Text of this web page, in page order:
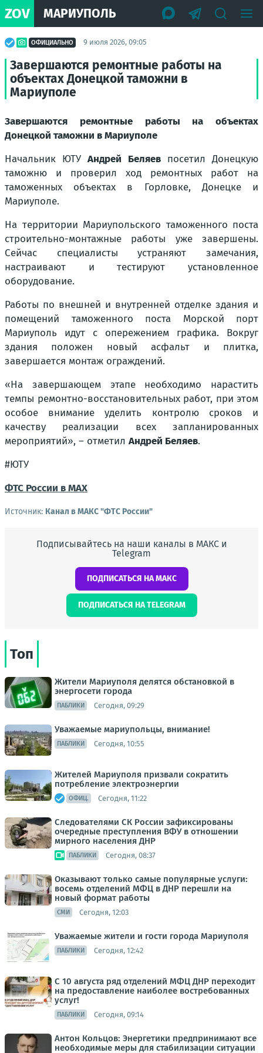
ZOV МАРИУПОЛЬ
ОФИЦИАЛЬНО 9 июля 2026, 09:05
Завершаются ремонтные работы на
объектах Донецкой таможни в
Мариуполе
Завершаются ремонтные работы на объектах
Донецкой таможни в Мариуполе
Начальник ЮТУАндрей Беляевпосетил Донецкую
таможню и проверил ход ремонтных работ на
таможенных объектах в Горловке, Донецке и
Мариуполе.
На территории Мариупольского таможенного поста
строительно-монтажные работы уже завершены.
Сейчас специалисты устраняют замечания,
настраивают и тестируют установленное
оборудование.
Работы по внешней и внутренней отделке здания и
помещений таможенного поста Морской порт
Мариуполь идут с опережением графика. Вокруг
здания положен новый асфальт и плитка,
завершается монтаж ограждений.
«На завершающем этапе необходимо нарастить
темпы ремонтно-восстановительных работ, при этом
особое внимание уделить контролю сроков и
качеству реализации всех запланированных
мероприятий», – отметил Андрей Беляев.
#ЮТУ
ФТС России в MAX
Источник: Канал в МАКС "ФТС России"
Подписывайтесь на наши каналы в МАКС и
Telegram
ПОДПИСАТЬСЯ НА МАКС
ПОДПИСАТЬСЯ НА TELEGRAM
Топ
Жители Мариуполя делятся обстановкой в
энергосети города
ПАБЛИКИ Сегодня, 09:29
Уважаемые мариупольцы, внимание!
ПАБЛИКИ Сегодня, 10:55
Жителей Мариуполя призвали сократить
потребление электроэнергии
ОФИЦ. Сегодня, 11:22
Следователями СК России зафиксированы
очередные преступления ВФУ в отношении
мирного населения ДНР
ПАБЛИКИ Сегодня, 08:37
Оказывают только самые популярные услуги:
восемь отделений МФЦ в ДНР перешли на
новый формат работы
СМИ Сегодня, 12:03
Уважаемые жители и гости города Мариуполя
ПАБЛИКИ Сегодня, 12:42
С 10 августа ряд отделений МФЦ ДНР переходит
на предоставление наиболее востребованных
услуг!
ПАБЛИКИ Сегодня, 09:14
Антон Кольцов: Энергетики предпринимают все
необходимые меры для стабилизации ситуации